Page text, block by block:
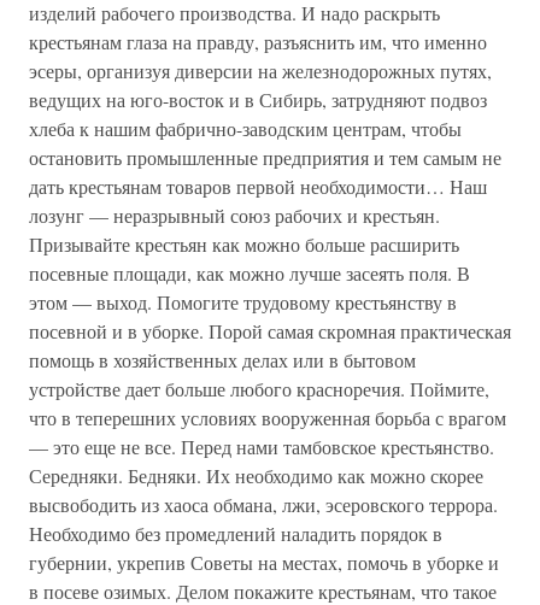
изделий рабочего производства. И надо раскрыть
крестьянам глаза на правду, разъяснить им, что именно
эсеры, организуя диверсии на железнодорожных путях,
ведущих на юго-восток и в Сибирь, затрудняют подвоз
хлеба к нашим фабрично-заводским центрам, чтобы
остановить промышленные предприятия и тем самым не
дать крестьянам товаров первой необходимости… Наш
лозунг — неразрывный союз рабочих и крестьян.
Призывайте крестьян как можно больше расширить
посевные площади, как можно лучше засеять поля. В
этом — выход. Помогите трудовому крестьянству в
посевной и в уборке. Порой самая скромная практическая
помощь в хозяйственных делах или в бытовом
устройстве дает больше любого красноречия. Поймите,
что в теперешних условиях вооруженная борьба с врагом
— это еще не все. Перед нами тамбовское крестьянство.
Середняки. Бедняки. Их необходимо как можно скорее
высвободить из хаоса обмана, лжи, эсеровского террора.
Необходимо без промедлений наладить порядок в
губернии, укрепив Советы на местах, помочь в уборке и
в посеве озимых. Делом покажите крестьянам, что такое